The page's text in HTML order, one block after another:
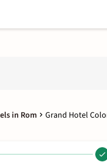
in Rom Grand Hotel